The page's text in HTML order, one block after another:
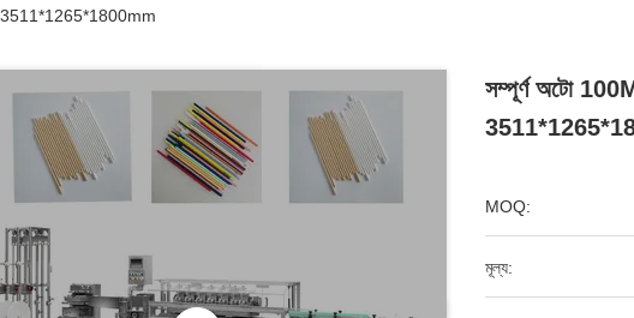
3511*1265*1800mm
সম্পূর্ণ অটো 100M/
MOQ:
মূল্য: